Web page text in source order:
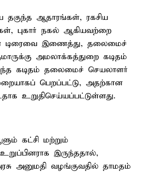
தகுந்த ஆதாரங்கள், ரகசிய
புகார் நகல் ஆகியவற்றை
டிரைவை இணைத்து, தலைமைச்
அமலாக்கத்துறை கடிதம்
கடிதம் தலைமைச் செயலாளர்
பெறப்பட்டு, அதற்கான
உறுதிசெய்யப்பட்டுள்ளது.
கட்சி மற்றும்
இருந்ததால்,
அனுமதி வழங்குவதில் தாமதம்